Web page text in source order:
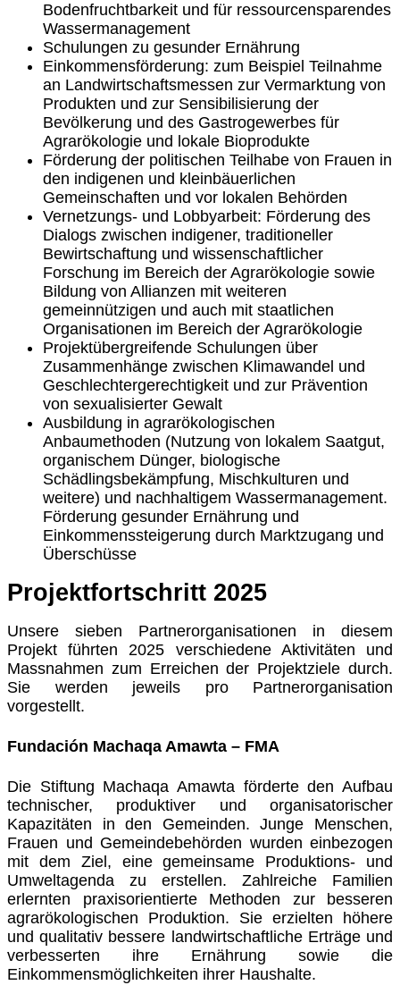
Bodenfruchtbarkeit und für ressourcensparendes
Wassermanagement
Schulungen zu gesunder Ernährung
Einkommensförderung: zum Beispiel Teilnahme
an Landwirtschaftsmessen zur Vermarktung von
Produkten und zur Sensibilisierung der
Bevölkerung und des Gastrogewerbes für
Agrarökologie und lokale Bioprodukte
Förderung der politischen Teilhabe von Frauen in
den indigenen und kleinbäuerlichen
Gemeinschaften und vor lokalen Behörden
Vernetzungs- und Lobbyarbeit: Förderung des
Dialogs zwischen indigener, traditioneller
Bewirtschaftung und wissenschaftlicher
Forschung im Bereich der Agrarökologie sowie
Bildung von Allianzen mit weiteren
gemeinnützigen und auch mit staatlichen
Organisationen im Bereich der Agrarökologie
Projektübergreifende Schulungen über
Zusammenhänge zwischen Klimawandel und
Geschlechtergerechtigkeit und zur Prävention
von sexualisierter Gewalt
Ausbildung in agrarökologischen
Anbaumethoden (Nutzung von lokalem Saatgut,
organischem Dünger, biologische
Schädlingsbekämpfung, Mischkulturen und
weitere) und nachhaltigem Wassermanagement.
Förderung gesunder Ernährung und
Einkommenssteigerung durch Marktzugang und
Überschüsse
Projektfortschritt 2025
Unsere sieben Partnerorganisationen in diesem
Projekt führten 2025 verschiedene Aktivitäten und
Massnahmen zum Erreichen der Projektziele durch.
Sie werden jeweils pro Partnerorganisation
vorgestellt.
Fundación Machaqa Amawta – FMA
Die Stiftung Machaqa Amawta förderte den Aufbau
technischer, produktiver und organisatorischer
Kapazitäten in den Gemeinden. Junge Menschen,
Frauen und Gemeindebehörden wurden einbezogen
mit dem Ziel, eine gemeinsame Produktions- und
Umweltagenda zu erstellen. Zahlreiche Familien
erlernten praxisorientierte Methoden zur besseren
agrarökologischen Produktion. Sie erzielten höhere
und qualitativ bessere landwirtschaftliche Erträge und
verbesserten ihre Ernährung sowie die
Einkommensmöglichkeiten ihrer Haushalte.